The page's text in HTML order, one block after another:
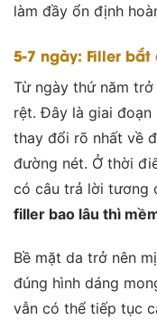
làm đầy ổn định
5-7 ngày: Filler
Từ ngày thứ năm
rệt. Đây là giai đoạn
thay đổi rõ nhất về
đường nét. Ở thời
có câu trả lời tương
filler bao lâu thì
Bề mặt da trở nên
đúng hình dáng
vẫn có thể tiếp tục